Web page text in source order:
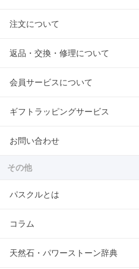
注文について
返品・交換・修理について
会員サービスについて
ギフトラッピングサービス
お問い合わせ
その他
パスクルとは
コラム
天然石・パワーストーン辞典